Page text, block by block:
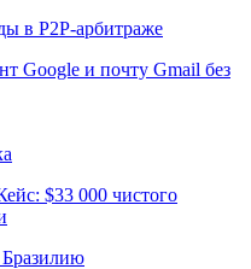
в P2P-арбитраже
Google и почту Gmail без
$33 000 чистого